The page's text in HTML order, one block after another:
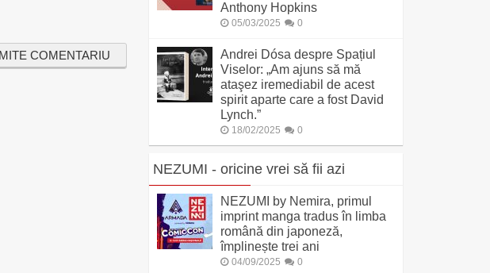
Anthony Hopkins
05/03/2025 0
Andrei Dósa despre Spațiul
Viselor: „Am ajuns să mă
ataşez iremediabil de acest
spirit aparte care a fost David
Lynch.”
18/02/2025 0
NEZUMI - oricine vrei să fii azi
NEZUMI by Nemira, primul
imprint manga tradus în limba
română din japoneză,
împlinește trei ani
04/09/2025 0